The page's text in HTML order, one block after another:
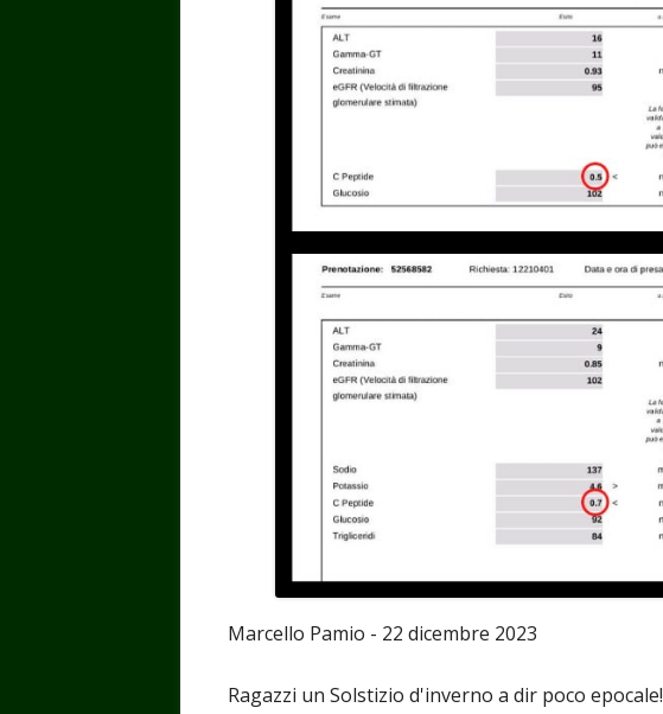
di
Marcello Pamio - 22 dicembre 2023
Ragazzi un Solstizio d'inverno a dir poco epocale!